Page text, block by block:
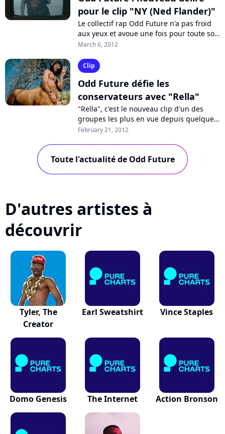
pour le clip "NY (Ned Flander)"
Le collectif rap Odd Future n'a pas froid
aux yeux et avoue une fois pour toute son
goût prononcé pour les femmes bien en
March 6, 2012
Clip
Odd Future défie les
conservateurs avec "Rella"
"Rella", c'est le nouveau clip d'un des
groupes les plus en vue depuis quelques
mois aux Etats-Unis. Cette vidéo servant à
February 21, 2012
Toute l'actualité de Odd Future
D'autres artistes à
découvrir
Tyler, The
Creator
Earl Sweatshirt Vince Staples
Domo Genesis The Internet Action Bronson